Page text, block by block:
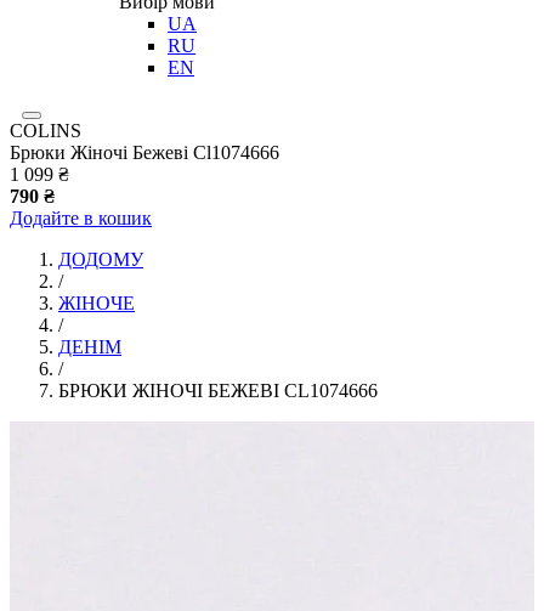
UA
RU
EN
COLINS
Брюки Жіночі Бежеві Cl1074666
1 099 ₴
790 ₴
Додайте в кошик
ДОДОМУ
/
ЖІНОЧЕ
/
ДЕНІМ
/
БРЮКИ ЖІНОЧІ БЕЖЕВІ CL1074666